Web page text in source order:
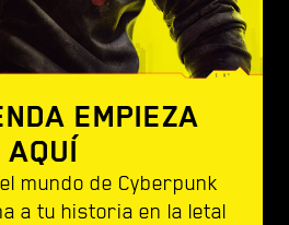
EMPIEZA
AQUÍ
mundo de Cyberpunk
a tu historia en la letal